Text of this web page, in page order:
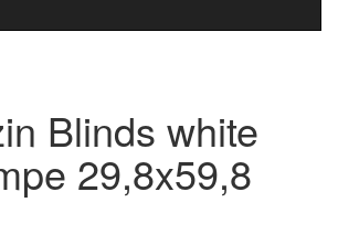
Blinds white
29,8x59,8